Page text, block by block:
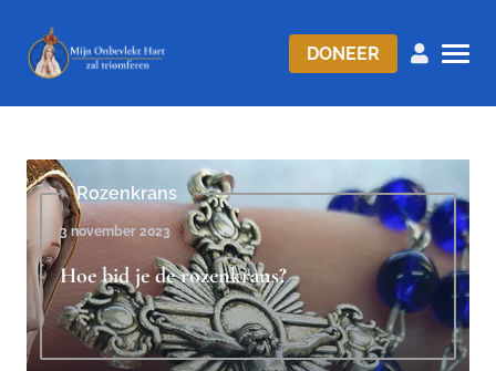
DONEER
Rozenkrans
3 november 2023
Hoe bid je de rozenkrans?